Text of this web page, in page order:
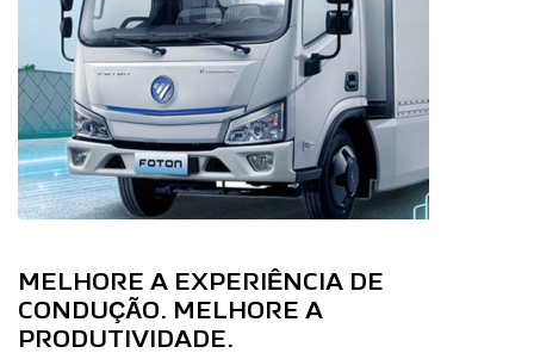
MELHORE A EXPERIÊNCIA DE
CONDUÇÃO. MELHORE A
PRODUTIVIDADE.